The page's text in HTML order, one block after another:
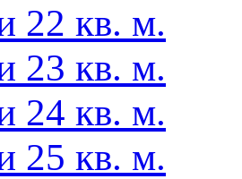
22 кв. м.
23 кв. м.
24 кв. м.
25 кв. м.